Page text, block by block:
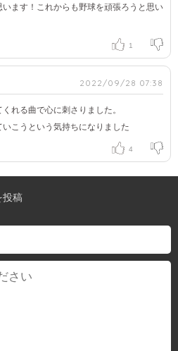
ます！これからも野球を頑張ろうと思い
1
2022/09/28 07:38
れる曲で心に刺さりました。
こうという気持ちになりました
4
投稿